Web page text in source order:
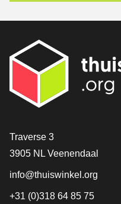
[_General:Contact]
Traverse 3
3905 NL Veenendaal
info@thuiswinkel.org
+31 (0)318 64 85 75